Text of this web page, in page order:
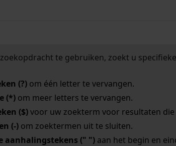
te gebruiken, zoekt u
(?)om één letter te vervangen.
(*)om meer letters te vervangen.
($)voor uw zoekterm voor resultaten die
(-)om zoektermen uit te sluiten.
aanhalingstekens (" ")aan het begin en